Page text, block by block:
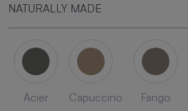
NATURALLY MADE
Acier Capuccino Fango